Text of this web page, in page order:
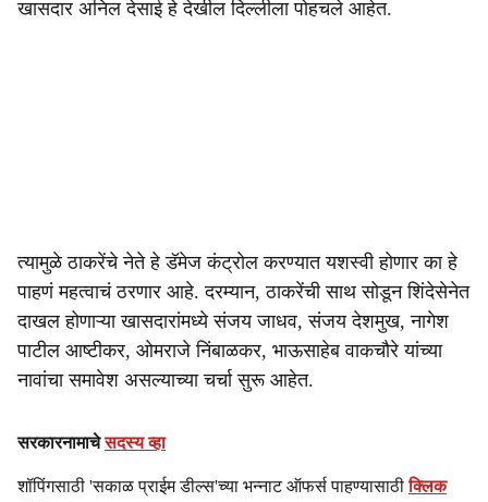
खासदार अनिल देसाई हे देखील दिल्लीला पोहचले आहेत.
त्यामुळे ठाकरेंचे नेते हे डॅमेज कंट्रोल करण्यात यशस्वी होणार का हे
पाहणं महत्वाचं ठरणार आहे. दरम्यान, ठाकरेंची साथ सोडून शिंदेसेनेत
दाखल होणाऱ्या खासदारांमध्ये संजय जाधव, संजय देशमुख, नागेश
पाटील आष्टीकर, ओमराजे निंबाळकर, भाऊसाहेब वाकचौरे यांच्या
नावांचा समावेश असल्याच्या चर्चा सुरू आहेत.
सरकारनामाचेसदस्य व्हा
शॉपिंगसाठी 'सकाळ प्राईम डील्स'च्या भन्नाट ऑफर्स पाहण्यासाठीक्लिक